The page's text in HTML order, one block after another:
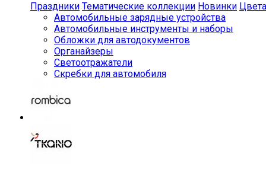
Праздники Тематические коллекции Новинки Цвета
Автомобильные зарядные устройства
Автомобильные инструменты и наборы
Обложки для автодокументов
Органайзеры
Светоотражатели
Скребки для автомобиля